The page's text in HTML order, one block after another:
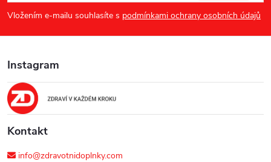
p
a
t
Vložením e-mailu souhlasíte s podmínkami ochrany osobních údajů
Instagram
Kontakt
info@zdravotnidoplnky.com